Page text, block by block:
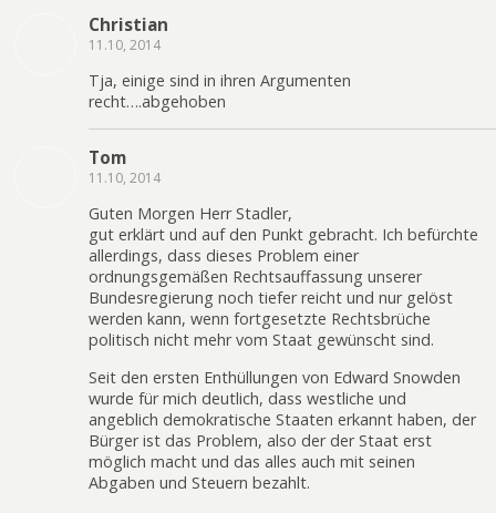
Christian
11.10, 2014
Tja, einige sind in ihren Argumenten
recht….abgehoben
Tom
11.10, 2014
Guten Morgen Herr Stadler,
gut erklärt und auf den Punkt gebracht. Ich befürchte
allerdings, dass dieses Problem einer
ordnungsgemäßen Rechtsauffassung unserer
Bundesregierung noch tiefer reicht und nur gelöst
werden kann, wenn fortgesetzte Rechtsbrüche
politisch nicht mehr vom Staat gewünscht sind.
Seit den ersten Enthüllungen von Edward Snowden
wurde für mich deutlich, dass westliche und
angeblich demokratische Staaten erkannt haben, der
Bürger ist das Problem, also der der Staat erst
möglich macht und das alles auch mit seinen
Abgaben und Steuern bezahlt.